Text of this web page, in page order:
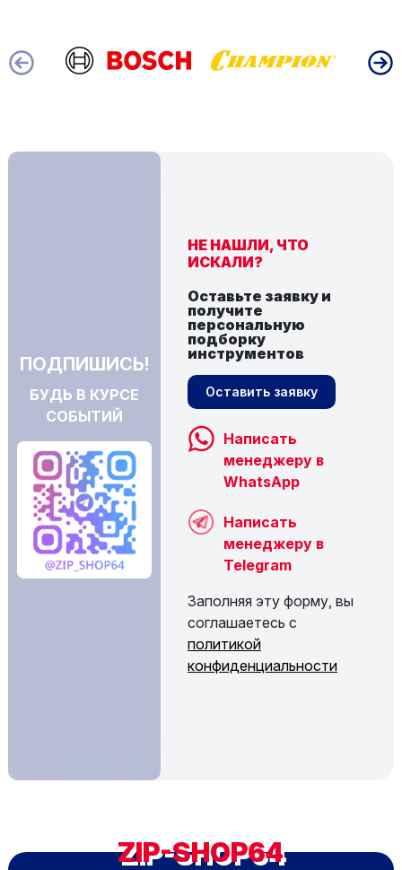
ПОДПИШИСЬ!
БУДЬ В КУРСЕ
СОБЫТИЙ
НЕ НАШЛИ, ЧТО
ИСКАЛИ?
Оставьте заявку и
получите
персональную
подборку
инструментов
Оставить заявку
Написать
менеджеру в
WhatsApp
Написать
менеджеру в
Telegram
Заполняя эту форму, вы
соглашаетесь с
политикой
конфиденциальности
ZIP-SHOP64